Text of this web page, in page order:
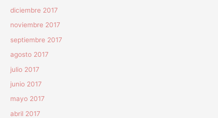
diciembre 2017
noviembre 2017
septiembre 2017
agosto 2017
julio 2017
junio 2017
mayo 2017
abril 2017